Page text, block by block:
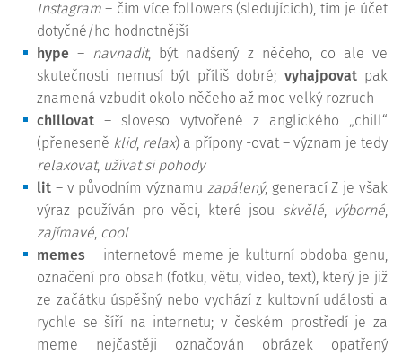
Instagram– čím více followers (sledujících), tím je účet
dotyčné/ho hodnotnější
hype– navnadit, být nadšený z něčeho, co ale ve
skutečnosti nemusí být příliš dobré; vyhajpovat pak
znamená vzbudit okolo něčeho až moc velký rozruch
chillovat– sloveso vytvořené z anglického „chill“
(přeneseně klid, relax) a přípony -ovat – význam je tedy
relaxovat, užívat si pohody
lit – v původním významu zapálený, generací Z je však
výraz používán pro věci, které jsou skvělé,výborné,
zajímavé, cool
memes – internetové meme je kulturní obdoba genu,
označení pro obsah (fotku, větu, video, text), který je již
ze začátku úspěšný nebo vychází z kultovní události a
rychle se šíří na internetu; v českém prostředí je za
meme nejčastěji označován obrázek opatřený